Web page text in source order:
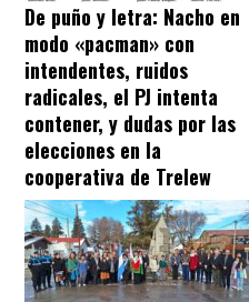
De puño y letra: Nacho en
modo «pacman» con
intendentes, ruidos
radicales, el PJ intenta
contener, y dudas por las
elecciones en la
cooperativa de Trelew